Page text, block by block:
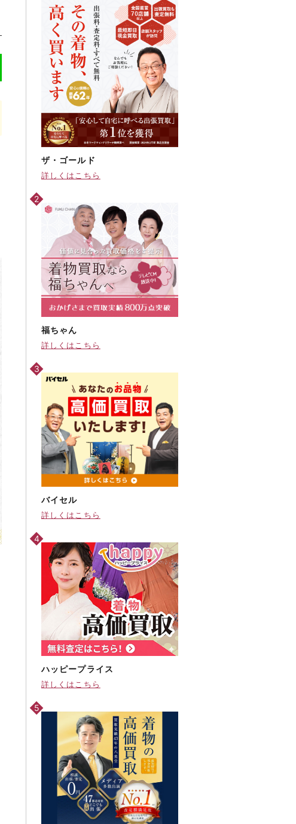
ザ・ゴールド
詳しくはこちら
福ちゃん
詳しくはこちら
バイセル
詳しくはこちら
ハッピープライス
詳しくはこちら